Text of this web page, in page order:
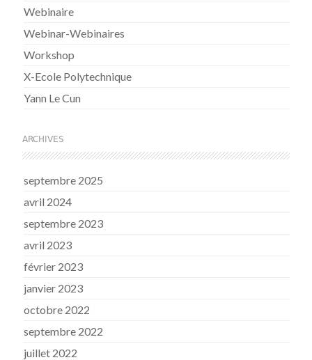
Webinaire
Webinar-Webinaires
Workshop
X-Ecole Polytechnique
Yann Le Cun
ARCHIVES
septembre 2025
avril 2024
septembre 2023
avril 2023
février 2023
janvier 2023
octobre 2022
septembre 2022
juillet 2022